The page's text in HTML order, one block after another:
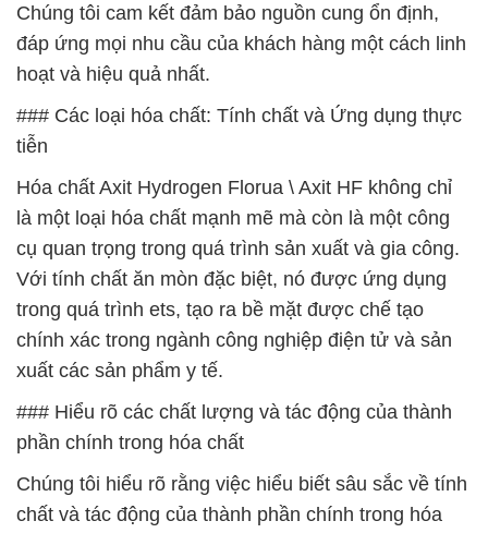
Chúng tôi cam kết đảm bảo nguồn cung ổn định,
đáp ứng mọi nhu cầu của khách hàng một cách linh
hoạt và hiệu quả nhất.
### Các loại hóa chất: Tính chất và Ứng dụng thực
tiễn
Hóa chất Axit Hydrogen Florua \ Axit HF không chỉ
là một loại hóa chất mạnh mẽ mà còn là một công
cụ quan trọng trong quá trình sản xuất và gia công.
Với tính chất ăn mòn đặc biệt, nó được ứng dụng
trong quá trình ets, tạo ra bề mặt được chế tạo
chính xác trong ngành công nghiệp điện tử và sản
xuất các sản phẩm y tế.
### Hiểu rõ các chất lượng và tác động của thành
phần chính trong hóa chất
Chúng tôi hiểu rõ rằng việc hiểu biết sâu sắc về tính
chất và tác động của thành phần chính trong hóa